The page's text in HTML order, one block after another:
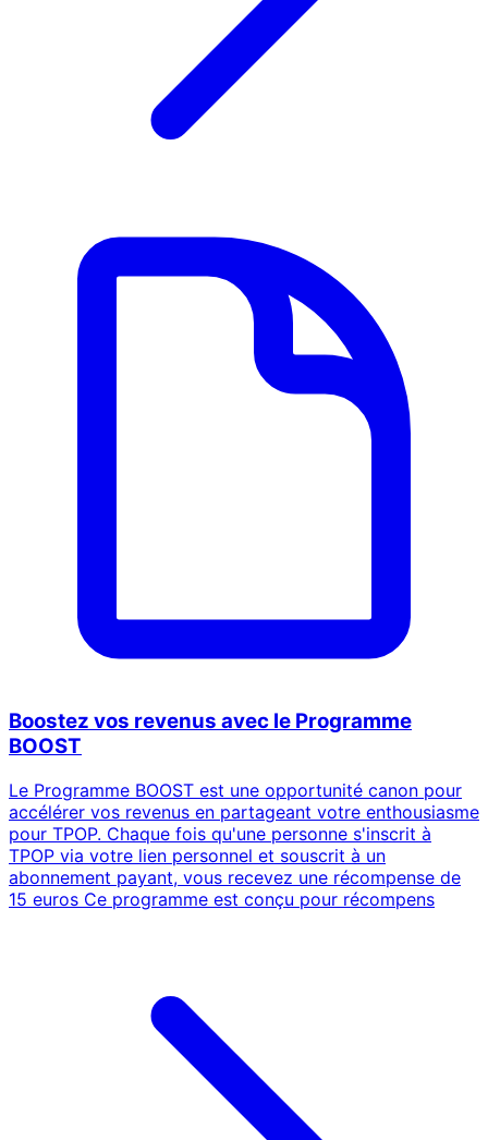
Boostez vos revenus avec le Programme
BOOST
Le Programme BOOST est une opportunité canon pour
accélérer vos revenus en partageant votre enthousiasme
pour TPOP. Chaque fois qu'une personne s'inscrit à
TPOP via votre lien personnel et souscrit à un
abonnement payant, vous recevez une récompense de
15 euros Ce programme est conçu pour récompens